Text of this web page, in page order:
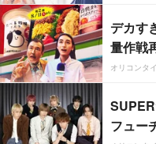
デカす
量作戦
オリコンタ
フュー